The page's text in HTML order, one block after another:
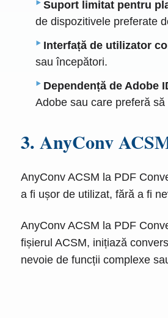
Suport limitat pentru
de dispozitivele preferate
Interfață de utilizator
sau începători.
Dependență de Adobe
Adobe sau care preferă
3. AnyConv
AnyConv ACSM la PDF
a fi ușor de utilizat, fără a fi
AnyConv ACSM la PDF
fișierul ACSM, inițiază
nevoie de funcții complexe